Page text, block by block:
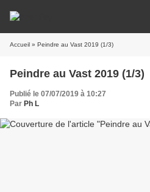
Accueil » Peindre au Vast 2019 (1/3)
Peindre au Vast 2019 (1/3)
Publié le 07/07/2019 à 10:27
Par Ph L